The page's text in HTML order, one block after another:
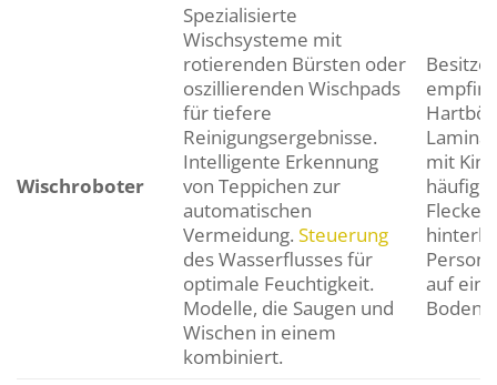
Wischroboter
Spezialisierte
Wischsysteme mit
rotierenden Bürsten oder
oszillierenden Wischpads
für tiefere
Reinigungsergebnisse.
Intelligente Erkennung
von Teppichen zur
automatischen
Vermeidung. Steuerung
des Wasserflusses für
optimale Feuchtigkeit.
Modelle, die Saugen und
Wischen in einem
kombiniert.
mit
häufig
Flecken
auf